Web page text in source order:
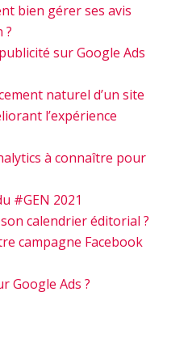
bien gérer ses avis
?
sur Google Ads
naturel d’un site
l’expérience
à connaître pour
#GEN 2021
calendrier éditorial ?
campagne Facebook
Google Ads ?